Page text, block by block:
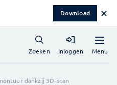
Download ✕
Menu
Zoeken Inloggen
dankzij 3D-scan